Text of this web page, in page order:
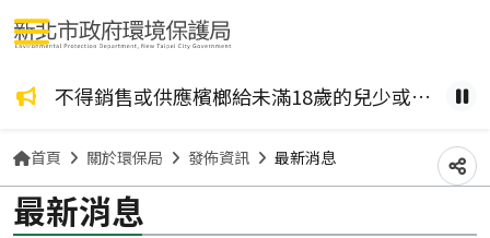
咖啡檳榔、檳榔糖葫蘆？ 檳榔不管加了什麼風味，都是致癌物！請拒絕嚼食。 不得銷售或供應檳榔給未滿18歲的兒少或孕婦。 健暫
選單按鈕
首頁 關於環保局 發佈資訊 最新消息
分
最新消息